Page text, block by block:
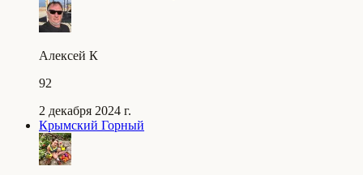
Алексей К
92
2 декабря 2024 г.
Крымский Горный